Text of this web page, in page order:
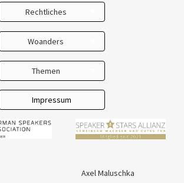
Rechtliches
AGB
Datenschutz
Woanders
YouTube
Themen
Team & Gemeinschaft
Impressum
Axel Maluschka